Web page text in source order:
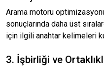
Arama motoru
sonuçlarında daha üst
için ilgili anahtar kelimeleri
3. İşbirliği ve